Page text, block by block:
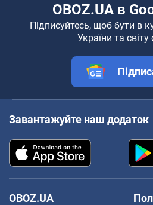
OBOZ.UA в
Підписуйтесь, щоб бути в
України та світу
Завантажуйте наш додаток
OBOZ.UA